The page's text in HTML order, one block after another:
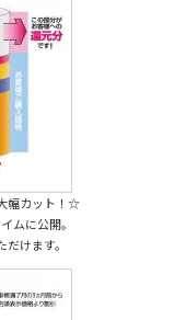
幅カット！☆
ムに公開。
けます。